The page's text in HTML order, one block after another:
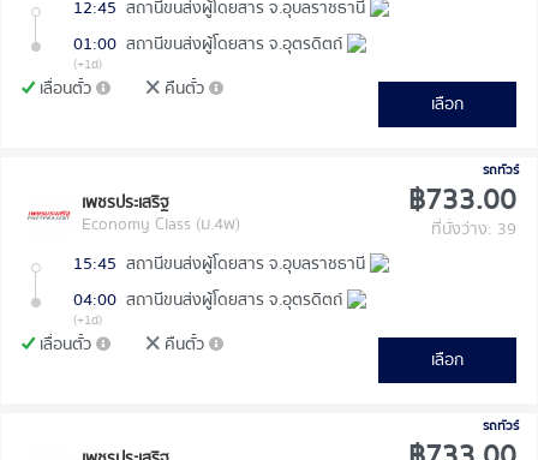
12:45 สถานีขนส่งผู้โดยสาร จ.อุบลราชธานี
01:00 สถานีขนส่งผู้โดยสาร จ.อุตรดิตถ์
(+1d)
เลื่อนตั๋ว คืนตั๋ว
เลือก
รถทัวร์
เพชรประเสริฐ
Economy Class (ม.4พ)
฿733.00
ที่นั่งว่าง: 39
15:45 สถานีขนส่งผู้โดยสาร จ.อุบลราชธานี
04:00 สถานีขนส่งผู้โดยสาร จ.อุตรดิตถ์
(+1d)
เลื่อนตั๋ว คืนตั๋ว
เลือก
รถทัวร์